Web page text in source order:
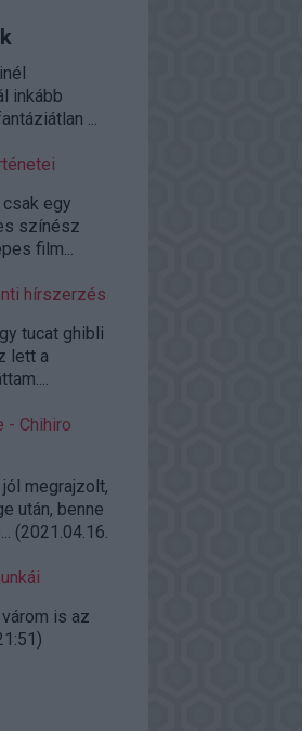
inkább
...
egy
színész
film...
hírszerzés
tucat ghibli
lett a
- Chihiro
megrajzolt,
után, benne
(2021.04.16.
várom is az
)